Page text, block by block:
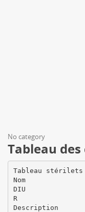
No category
Tableau
Tableau stérilets
Nom
DIU
R
Description